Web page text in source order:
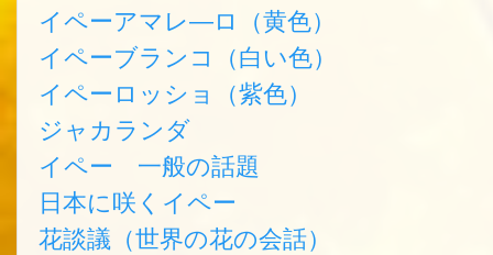
イペーアマレ―ロ（黄色）
イペーブランコ（白い色）
イペーロッショ（紫色）
ジャカランダ
イペー 一般の話題
日本に咲くイペー
花談議（世界の花の会話）